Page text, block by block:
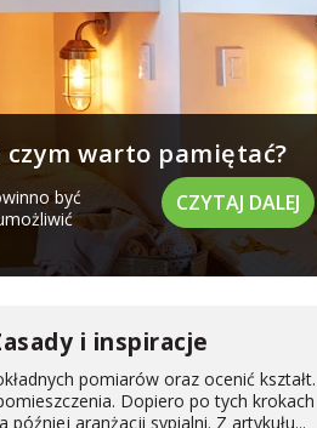
czym warto pamiętać?
być
CZYTAJ DALEJ
i inspiracje
pomiarów oraz ocenić kształt.
Dopiero po tych krokach
aranżacji sypialni. Z artykułu...